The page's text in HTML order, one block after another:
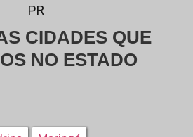
PR
CIDADES QUE
NO ESTADO